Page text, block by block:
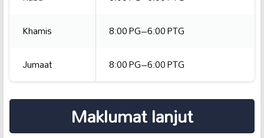
Khamis
8:00 PG–6:00 PTG
Jumaat
8:00 PG–6:00 PTG
Maklumat lanjut